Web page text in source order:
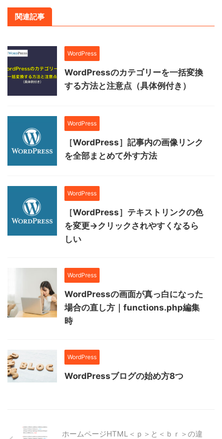
関連記事
WordPress
WordPressのカテゴリーを一括変換
する方法と注意点（具体例付き）
WordPress
［WordPress］記事内の画像リンク
を全部まとめて外す方法
WordPress
［WordPress］テキストリンクの色
を変更→クリックされやすくなるら
しい
WordPress
WordPressの画面が真っ白になった
場合の直し方｜functions.php編集
時
WordPress
WordPressブログの始め方8つ
ホームページHTML＜ｐ＞と＜ｂｒ＞の違